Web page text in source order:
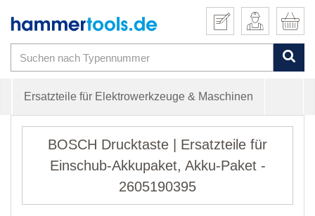
Ersatzteile für Elektrowerkzeuge & Maschinen
BOSCH Drucktaste | Ersatzteile für
Einschub-Akkupaket, Akku-Paket -
2605190395